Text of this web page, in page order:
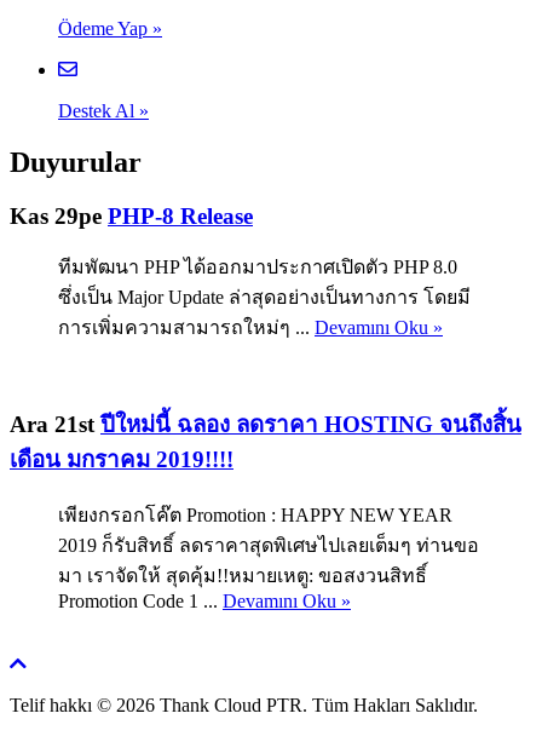
Ödeme Yap »
Destek Al »
Duyurular
Kas 29pe PHP-8 Release
ทีมพัฒนา PHP ได้ออกมาประกาศเปิดตัว PHP 8.0
ซึ่งเป็น Major Update ล่าสุดอย่างเป็นทางการ โดยมี
การเพิ่มความสามารถใหม่ๆ ... Devamını Oku »
Ara 21stปีใหม่นี้ ฉลอง ลดราคา HOSTING จนถึงสิ้น
เดือน มกราคม 2019!!!!
เพียงกรอกโค๊ต Promotion : HAPPY NEW YEAR
2019 ก็รับสิทธิ์ ลดราคาสุดพิเศษไปเลยเต็มๆ ท่านขอ
มา เราจัดให้ สุดคุ้ม!!หมายเหตู: ขอสงวนสิทธิ์
Promotion Code 1 ... Devamını Oku »
Telif hakkı © 2026 Thank Cloud PTR. Tüm Hakları Saklıdır.